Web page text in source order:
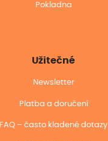
Pokladna
Užitečné
Newsletter
Platba a doručení
FAQ – často kladené dotazy